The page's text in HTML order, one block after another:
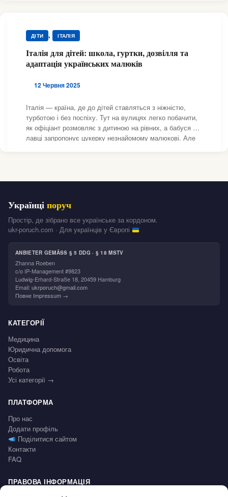
ДІТИ , ІТАЛІЯ
Італія для дітей: школа, гуртки, дозвілля та
адаптація українських малюків
12 Червня 2025
Італія — країна, де до дітей ставляться з ніжністю,
турботою і без поспіху. Тут на вулицях легко побачити,
як офіціант розмовляє з дитиною на рівних, а бабуся на
лавці запропонує цукерку незнайомому малюкові. Але
Українціпоруч
Простір, де зібрано все українське за кордоном.
ukr-poruch.com · Для українців у Європі
ANBIETER GEMÄSS § 5 DDG · § 18 MSTV
Zhanna Roeben
c/o IP-Management #9823
Ludwig-Erhard-Straße 18, 20459 Hamburg
Email: ukrporuch@gmail.com
Повне Impressum →
КАТЕГОРІЇ
Медицина
Юридична допомога
Освіта
Робота
Усі категорії →
ПЛАТФОРМА
Про нас
Додати профіль
Поділитися сайтом
Контакти
FAQ
ПРАВОВА ІНФОРМАЦІЯ